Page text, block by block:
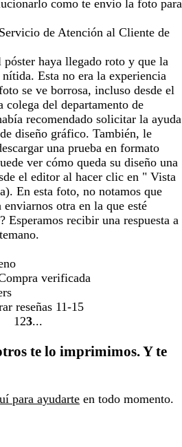
como te envio la foto para
de Atención al Cliente de
póster haya llegado roto y que la
Esta no era la experiencia
se ve borrosa, incluso desde el
colega del departamento de
recomendado solicitar la ayuda
diseño gráfico. También, le
una prueba en formato
ver cómo queda su diseño una
el editor al hacer clic en " Vista
En esta foto, no notamos que
otra en la que esté
recibir una respuesta a
verificada
reseñas 11-15
Ir
la
1 Ir
la
2 Ir
la
3
te lo imprimimos. Y te
para ayudarte en todo momento.